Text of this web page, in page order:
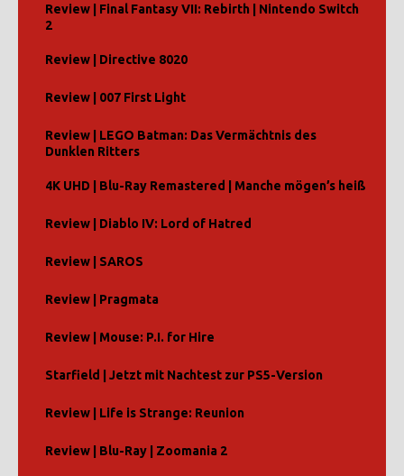
Review | Final Fantasy VII: Rebirth | Nintendo Switch
2
Review | Directive 8020
Review | 007 First Light
Review | LEGO Batman: Das Vermächtnis des
Dunklen Ritters
4K UHD | Blu-Ray Remastered | Manche mögen’s heiß
Review | Diablo IV: Lord of Hatred
Review | SAROS
Review | Pragmata
Review | Mouse: P.I. for Hire
Starfield | Jetzt mit Nachtest zur PS5-Version
Review | Life is Strange: Reunion
Review | Blu-Ray | Zoomania 2